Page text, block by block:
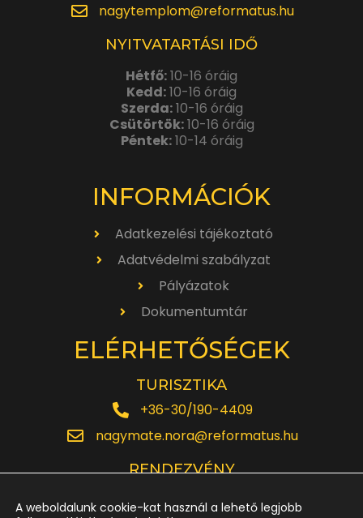
nagytemplom@reformatus.hu
NYITVATARTÁSI IDŐ
Hétfő:10-16 óráig
Kedd:10-16 óráig
Szerda:10-16 óráig
Csütörtök:10-16 óráig
Péntek:10-14 óráig
INFORMÁCIÓK
Adatkezelési tájékoztató
Adatvédelmi szabályzat
Pályázatok
Dokumentumtár
ELÉRHETŐSÉGEK
TURISZTIKA
+36-30/190-4409
nagymate.nora@reformatus.hu
RENDEZVÉNY
A weboldalunk cookie-kat használ a lehető legjobb